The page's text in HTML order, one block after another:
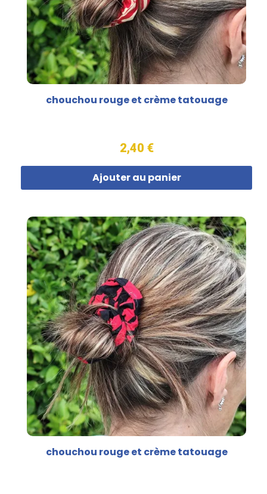
chouchou rouge et crème tatouage
2,40 €
Ajouter au panier
chouchou rouge et crème tatouage